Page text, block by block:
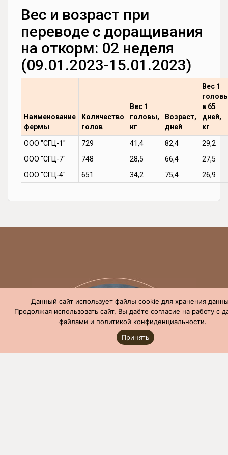
Вес и возраст при
переводе с доращивания
на откорм: 02 неделя
(09.01.2023-15.01.2023)
Наименование
фермы
Количество
голов
Вес 1
головы,
кг
Возраст,
дней
Вес 1
в 65
дней,
кг
ООО "СГЦ-1"
729 41,4 82,4
29,2
ООО "СГЦ-7"
748 28,5 66,4
27,5
ООО "СГЦ-4"
651 34,2 75,4 26,9
Данный сайт использует файлы cookie для хранения
Продолжая использовать сайт, Вы даёте согласие на работу с
файлами и политикой конфиденциальности.
Принять